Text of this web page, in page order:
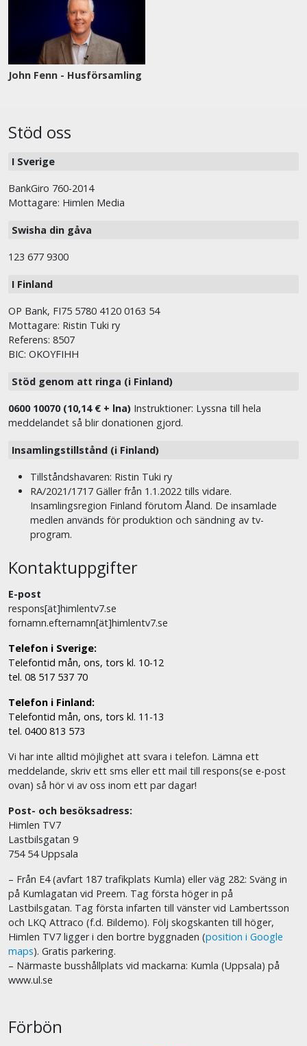
John Fenn - Husförsamling
Stöd oss
I Sverige
BankGiro 760-2014
Mottagare: Himlen Media
Swisha din gåva
123 677 9300
I Finland
OP Bank, FI75 5780 4120 0163 54
Mottagare: Ristin Tuki ry
Referens: 8507
BIC: OKOYFIHH
Stöd genom att ringa (i Finland)
0600 10070 (10,14 € + lna) Instruktioner: Lyssna till hela
meddelandet så blir donationen gjord.
Insamlingstillstånd (i Finland)
Tillståndshavaren: Ristin Tuki ry
RA/2021/1717 Gäller från 1.1.2022 tills vidare.
Insamlingsregion Finland förutom Åland. De insamlade
medlen används för produktion och sändning av tv-
program.
Kontaktuppgifter
E-post
respons[ät]himlentv7.se
fornamn.efternamn[ät]himlentv7.se
Telefon i Sverige:
Telefontid mån, ons, tors kl. 10-12
tel. 08 517 537 70
Telefon i Finland:
Telefontid mån, ons, tors kl. 11-13
tel. 0400 813 573
Vi har inte alltid möjlighet att svara i telefon. Lämna ett
meddelande, skriv ett sms eller ett mail till respons(se e-post
ovan) så hör vi av oss inom ett par dagar!
Post- och besöksadress:
Himlen TV7
Lastbilsgatan 9
754 54 Uppsala
– Från E4 (avfart 187 trafikplats Kumla) eller väg 282: Sväng in
på Kumlagatan vid Preem. Tag första höger in på
Lastbilsgatan. Tag första infarten till vänster vid Lambertsson
och LKQ Attraco (f.d. Bildemo). Följ skogskanten till höger,
Himlen TV7 ligger i den bortre byggnaden (position i Google
maps). Gratis parkering.
– Närmaste busshållplats vid mackarna: Kumla (Uppsala) på
www.ul.se
Förbön